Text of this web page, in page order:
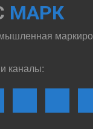
МАРК
каналы: